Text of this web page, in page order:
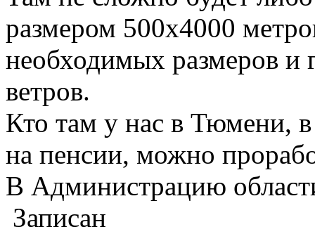
размером 500х4000
необходимых размеров и
ветров.
Кто там у нас в Тюмени,
на пенсии, можно
В Администрацию
Записан